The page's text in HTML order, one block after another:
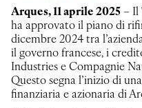
Arques, 11 aprile 2025 – Il
ha approvato il piano di
dicembre 2024 tra
il governo francese, i
Industries e Compagnie
Questo segna l’inizio di
finanziaria e azionaria di